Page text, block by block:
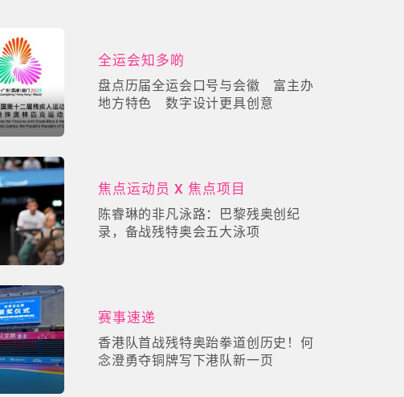
全运会知多啲
盘点历届全运会口号与会徽 富主办
地方特色 数字设计更具创意
焦点运动员 X 焦点项目
陈睿琳的非凡泳路：巴黎残奥创纪
录，备战残特奥会五大泳项
赛事速递
香港队首战残特奥跆拳道创历史！何
念澄勇夺铜牌写下港队新一页